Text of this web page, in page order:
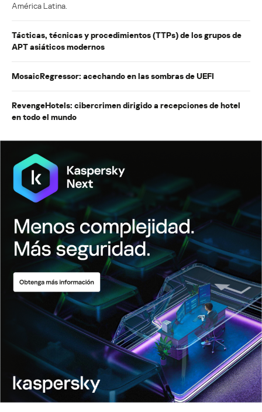
América Latina.
Tácticas, técnicas y procedimientos (TTPs) de los grupos de
APT asiáticos modernos
MosaicRegressor: acechando en las sombras de UEFI
RevengeHotels: cibercrimen dirigido a recepciones de hotel
en todo el mundo